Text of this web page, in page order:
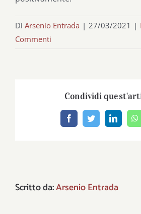
Di Arsenio Entrada | 27/03/2021 |
Commenti
Condividi
FacebookTwitterLinkedIn
Scritto da:Arsenio Entrada